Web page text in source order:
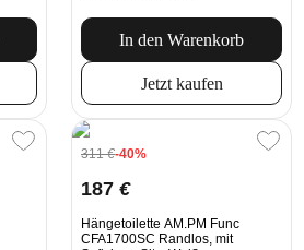
In den Warenkorb
Jetzt kaufen
311€-40%
187 €
Hängetoilette AM.PM Func
CFA1700SC Randlos, mit